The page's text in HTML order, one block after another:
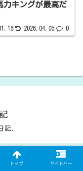
力キングが最高だ
2026.04.05 0
記.
トップ サイドバー